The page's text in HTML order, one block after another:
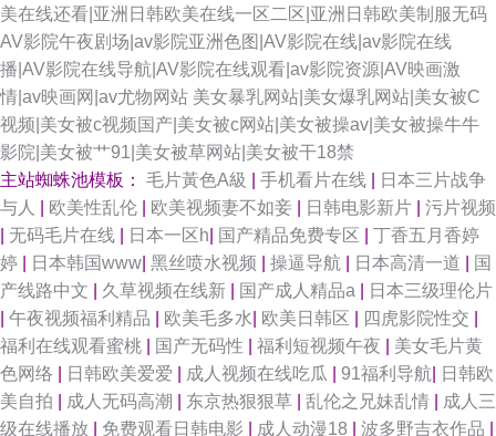
美在线还看|亚洲日韩欧美在线一区二区|亚洲日韩欧美制服无码
AV影院午夜剧场|av影院亚洲色图|AV影院在线|av影院在线
播|AV影院在线导航|AV影院在线观看|av影院资源|AV映画激
情|av映画网|av尤物网站 美女暴乳网站|美女爆乳网站|美女被C
视频|美女被c视频国产|美女被c网站|美女被操av|美女被操牛牛
影院|美女被艹91|美女被草网站|美女被干18禁
主站蜘蛛池模板： 毛片黃色A級 手机看片在线
日本三片战争
与人
欧美性乱伦 欧美视频妻不如妾 日韩电影新片
污片视频
无码毛片在线 日本一区h 国产精品免费专区
丁香五月香婷
婷
日本韩国www 黑丝喷水视频 操逼导航 日本高清一道
国
产线路中文
久草视频在线新 国产成人精品a
日本三级理伦片
午夜视频福利精品 欧美毛多水 欧美日韩区 四虎影院性交
福利在线观看蜜桃
国产无码性 福利短视频午夜
美女毛片黄
色网络
日韩欧美爱爱 成人视频在线吃瓜 91福利导航
日韩欧
美自拍
成人无码高潮 东京热狠狠草 乱伦之兄妹乱情
成人三
级在线播放
免费观看日韩电影 成人动漫18 波多野吉衣作品